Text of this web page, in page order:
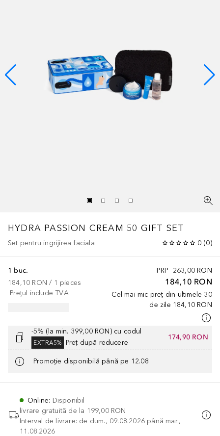
HYDRA PASSION CREAM 50 GIFT SET
Set pentru ingrijirea faciala 0 (0)
PRP 263,00 RON
184,10 RON
Cel mai mic preț din ultimele 30
de zile 184,10 RON
1 buc.
184,10 RON / 1 pieces
Prețul include TVA
-5% (la min. 399,00 RON) cu codul
EXTRA5% Preț după reducere
174,90 RON
Promoție disponibilă până pe 12.08
Online: Disponibil
livrare gratuită de la 199,00 RON
Interval de livrare: de dum., 09.08.2026 până mar.,
11.08.2026